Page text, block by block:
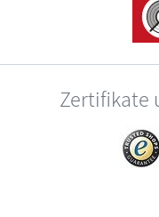
Zertifikate